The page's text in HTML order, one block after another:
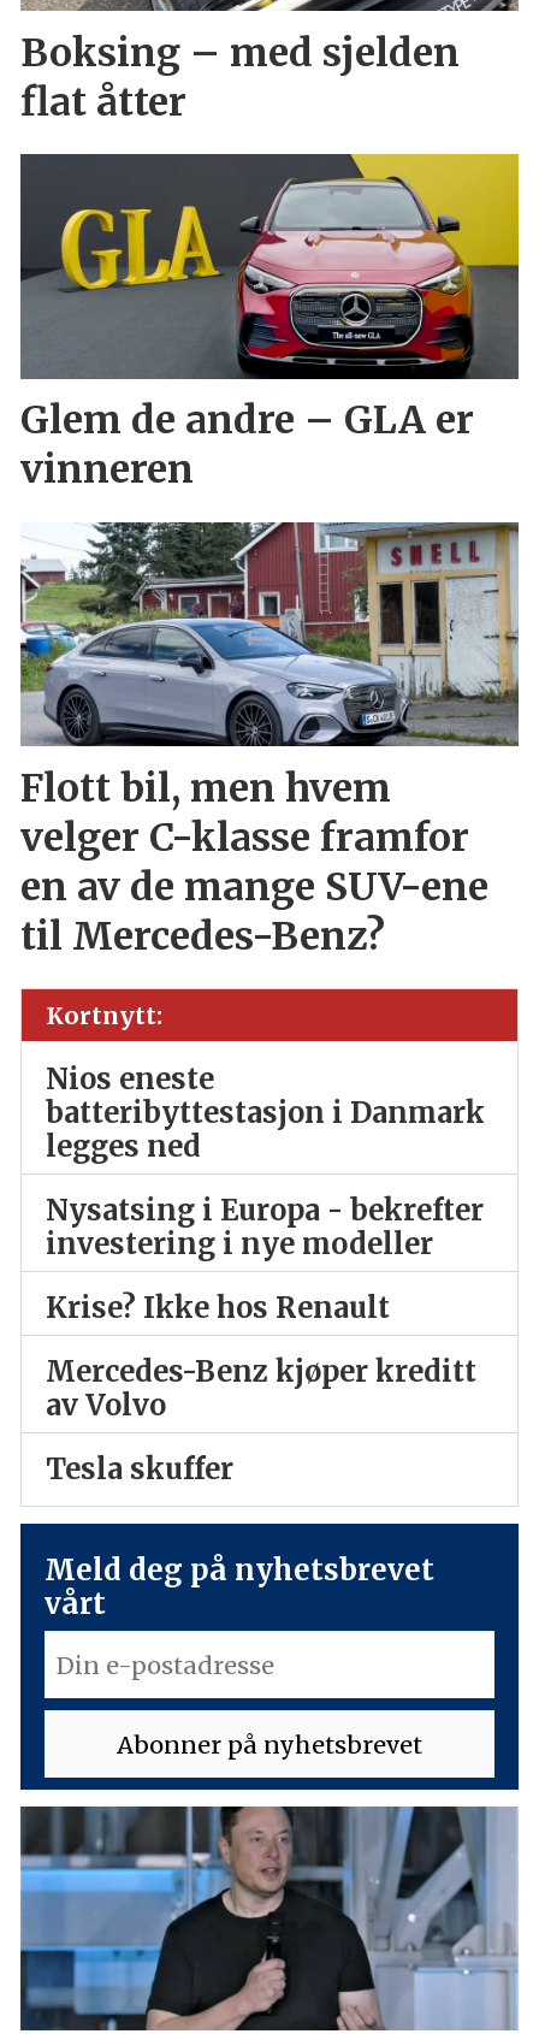
Boksing – med sjelden
flat åtter
Glem de andre – GLA er
vinneren
Flott bil, men hvem
velger C-klasse framfor
en av de mange SUV-ene
til Mercedes-Benz?
Kortnytt:
Nios eneste
batteribyttestasjon i Danmark
legges ned
Nysatsing i Europa - bekrefter
investering i nye modeller
Krise? Ikke hos Renault
Mercedes-Benz kjøper kreditt
av Volvo
Tesla skuffer
Meld deg på nyhetsbrevet
vårt